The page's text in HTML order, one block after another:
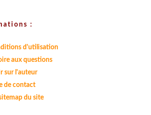
:
d'utilisation
aux questions
sur l'auteur
de contact
du site